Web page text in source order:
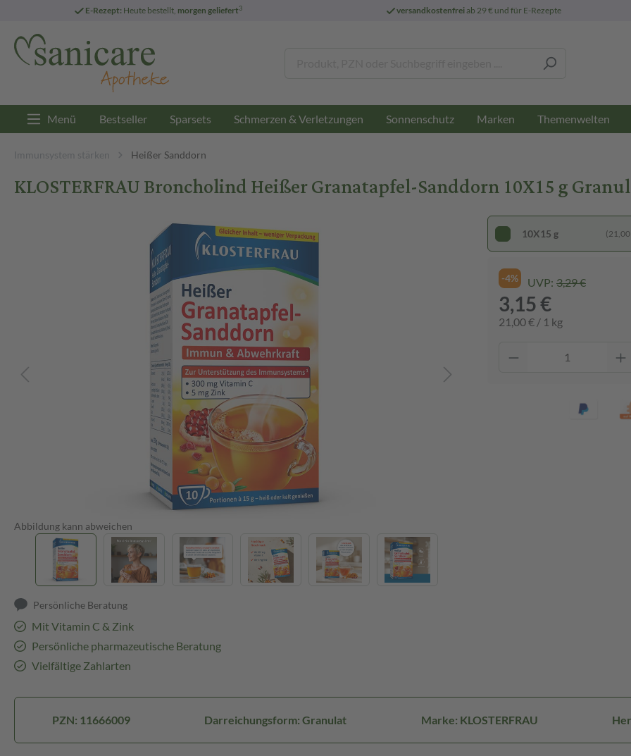
E-Rezept: Heute bestellt, morgen geliefert3 versandkostenfreiab 29 € und für E-Rezepte
Menü Bestseller Sparsets Schmerzen & Verletzungen Sonnenschutz Marken Themenwelten
Immunsystem stärken Heißer Sanddorn
KLOSTERFRAU Broncholind Heißer Granatapfel-Sanddorn 10X15 g
Abbildung kann abweichen
Persönliche Beratung
Mit Vitamin C & Zink
Persönliche pharmazeutische Beratung
Vielfältige Zahlarten
10X15 g (21,00
-4% UVP: 3,29 €
3,15 €
21,00 € / 1 kg
PZN: 11666009 Darreichungsform: Granulat Marke: KLOSTERFRAU